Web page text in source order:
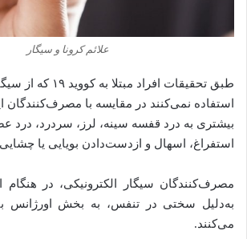
علائم کرونا و سیگار
طبق تحقیقات افراد مبتلا
استفاده نمی‌کنند در مقایسه با مصرف‌کنندگان
بیشتری به درد قفسه سینه، لرز، سردرد، درد
استفراغ، اسهال و از‌دست‌دادن بویایی یا
مصرف‌کنندگان سیگار الکترونیکی، در هنگام
به‌دلیل سختی در تنفس، به بخش اورژانس
می‌کنند.